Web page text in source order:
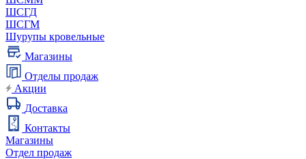
ШСГД
ШСГМ
Шурупы кровельные
Магазины
Отделы продаж
Акции
Доставка
Контакты
Магазины
Отдел продаж